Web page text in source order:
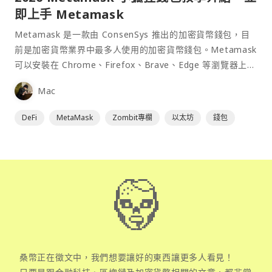
即上手 Metamask
Metamask 是一款由 ConsenSys 推出的加密貨幣錢包，目
前是加密貨幣業界中最多人使用的加密貨幣錢包。Metamask
可以安裝在 Chrome、Firefox、Brave、Edge 等瀏覽器上作
為插件使用，具備許多功能且使用上非常方便。
Mac
DeFi MetaMask Zombit專欄 以太坊 錢包
桑幣正在徵文中，我們想要讓好的東西讓更多人看見！